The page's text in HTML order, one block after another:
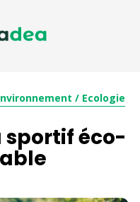
/ Ecologie
sportif éco-